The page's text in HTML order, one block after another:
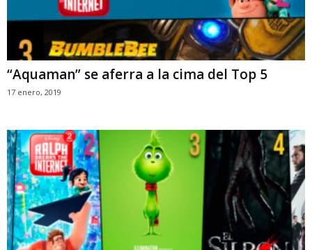
“Aquaman” se aferra a la cima del Top 5
17 enero, 2019